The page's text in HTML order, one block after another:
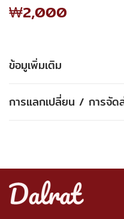
₩2,000
ข้อมูเพิ่มเติม
การแลกเปลี่ยน / การจัด